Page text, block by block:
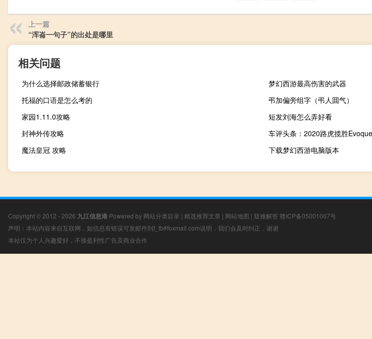
上一篇
“浑崙一句子”的出处是哪里
相关问题
为什么选择邮政储蓄银行
梦幻西游最高伤害的武器
托福的口语是怎么考的
弔加偏旁组字（弔人囬气）
家园1.11.0攻略
短发刘海怎么弄好看
封神外传攻略
车评头条：2020路虎揽胜
魔法皇冠 攻略
下载梦幻西游电脑版本
Copyright © 2012 - 2026 九江信息港 Powered by 网站分类目录 | 精选推荐文章 | 网站地图 | 疑难解答 赣ICP备05001007号
声明：本站内容来自互联网，如信息有错误可发邮件到f_fb#foxmail.com说明，我们会及时纠正，谢谢
本站仅为个人兴趣爱好，不接盈利性广告及商业合作